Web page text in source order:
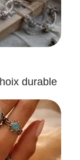
durable